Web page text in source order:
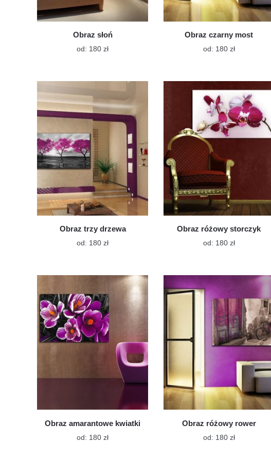
Obraz słoń
od: 180 złTen
wiele
wariantów.
Opcje
można
wybrać
stronie
produktu
Obraz czarny most
od: 180 złTen
wiele
wariantów.
Opcje
można
wybrać
na
produktu
Obraz trzy drzewa
od: 180 złTen
wiele
wariantów.
Opcje
można
wybrać
na
stronie
produktu
Obraz różowy storczyk
od: 180 złTen
wiele
Opcje
można
wybrać
na
stronie
Obraz amarantowe kwiatki
od: 180 złTen
Obraz różowy rower
od: 180 złTen